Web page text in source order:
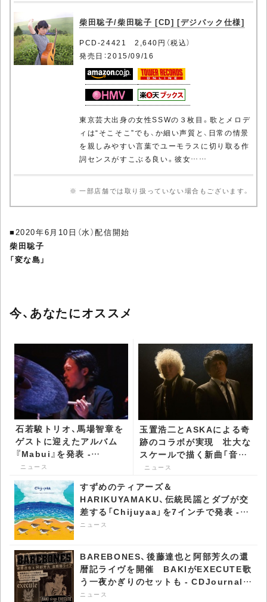
柴田聡子/柴田聡子 [CD] [デジパック仕様]
PCD-24421 2,640円（税込）
発売日：2015/09/16
東京芸大出身の女性SSWの３枚目。歌とメロデ
ィは“そこそこ”でも、か細い声質と、日常の情景
を親しみやすい言葉でユーモラスに切り取る作
詞センスがすこぶる良い。彼女……
※ 一部店舗では取り扱っていない場合もございます。
■2020年6月10日（水）配信開始
柴田聡子
「変な島」
今、あなたにオススメ
石若駿トリオ、馬場智章を
ゲストに迎えたアルバム
『Mabui』を発表 -
CDJournal ニュース
ニュース
玉置浩二とASKAによる奇
跡のコラボが実現 壮大な
スケールで描く新曲「音銀
河」リリース決定 -
ニュース
すずめのティアーズ＆
HARIKUYAMAKU、伝統民謡とダブが交
差する「Chijuyaa」を7インチで発表 -
CDJournal ニュース
ニュース
BAREBONES、後藤達也と阿部芳久の還
暦記ライヴを開催 BAKIがEXECUTE歌
う一夜かぎりのセットも - CDJournal
ニュース
ニュース